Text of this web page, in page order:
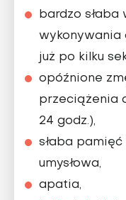
bardzo słaba
wykonywania
już po kilku
opóźnione
przeciążenia
24 godz.),
słaba pamięć
umysłowa,
apatia,